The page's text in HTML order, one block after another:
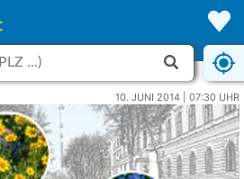
10. JUNI 2014 | 07:30 UHR